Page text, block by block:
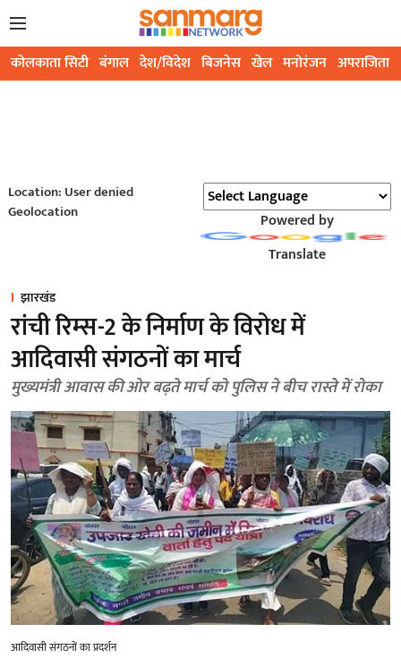
कोलकाता सिटी बंगाल देश/विदेश बिजनेस खेल मनोरंजन अपराजिता
Location: User denied
Geolocation
Powered by
Translate
झारखंड
रांची रिम्स-2 के निर्माण के विरोध में
आदिवासी संगठनों का मार्च
मुख्यमंत्री आवास की ओर बढ़ते मार्च को पुलिस ने बीच रास्ते में रोका
आदिवासी संगठनों का प्रदर्शन